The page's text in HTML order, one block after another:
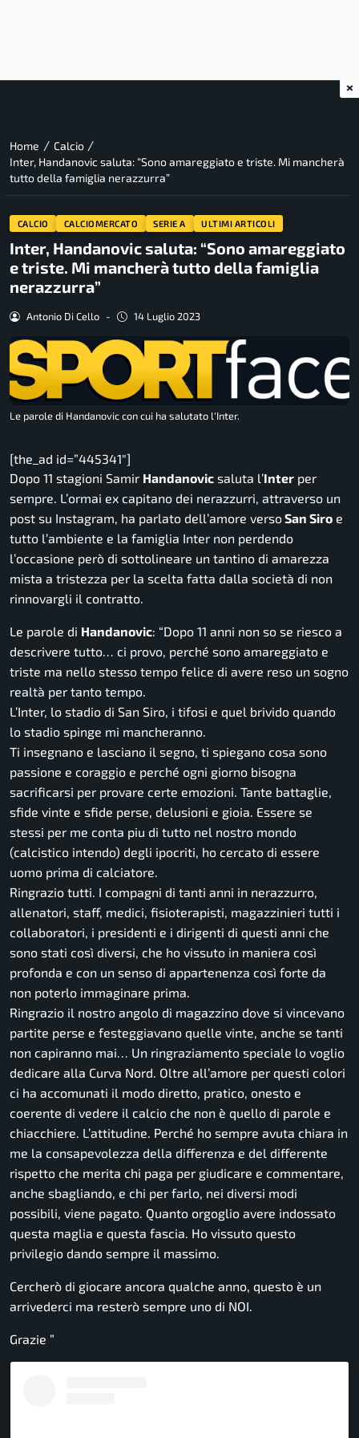
Home / Calcio /
Inter, Handanovic saluta: “Sono amareggiato e triste. Mi mancherà
tutto della famiglia nerazzurra”
CALCIO CALCIOMERCATO SERIE A ULTIMI ARTICOLI
Inter, Handanovic saluta: “Sono amareggiato
e triste. Mi mancherà tutto della famiglia
nerazzurra”
Antonio Di Cello - 14 Luglio 2023
Le parole di Handanovic con cui ha salutato l'Inter.
[the_ad id=”445341″]
Dopo 11 stagioni Samir Handanovic saluta l’Inter per
sempre. L’ormai ex capitano dei nerazzurri, attraverso un
post su Instagram , ha parlato dell’amore versoSan Siro e
tutto l’ambiente e la famiglia Inter non perdendo
l’occasione però di sottolineare un tantino di amarezza
mista a tristezza per la scelta fatta dalla società di non
rinnovargli il contratto.
Le parole di Handanovic: “Dopo 11 anni non so se riesco a
descrivere tutto… ci provo, perché sono amareggiato e
triste ma nello stesso tempo felice di avere reso un sogno
realtà per tanto tempo.
L’Inter, lo stadio di San Siro, i tifosi e quel brivido quando
lo stadio spinge mi mancheranno.
Ti insegnano e lasciano il segno, ti spiegano cosa sono
passione e coraggio e perché ogni giorno bisogna
sacrificarsi per provare certe emozioni. Tante battaglie,
sfide vinte e sfide perse, delusioni e gioia. Essere se
stessi per me conta piu di tutto nel nostro mondo
(calcistico intendo) degli ipocriti, ho cercato di essere
uomo prima di calciatore.
Ringrazio tutti. I compagni di tanti anni in nerazzurro,
allenatori, staff, medici, fisioterapisti, magazzinieri tutti i
collaboratori, i presidenti e i dirigenti di questi anni che
sono stati così diversi, che ho vissuto in maniera così
profonda e con un senso di appartenenza così forte da
non poterlo immaginare prima.
Ringrazio il nostro angolo di magazzino dove si vincevano
partite perse e festeggiavano quelle vinte, anche se tanti
non capiranno mai… Un ringraziamento speciale lo voglio
dedicare alla Curva Nord. Oltre all’amore per questi colori
ci ha accomunati il modo diretto, pratico, onesto e
coerente di vedere il calcio che non è quello di parole e
chiacchiere. L’attitudine. Perché ho sempre avuta chiara in
me la consapevolezza della differenza e del differente
rispetto che merita chi paga per giudicare e commentare,
anche sbagliando, e chi per farlo, nei diversi modi
possibili, viene pagato. Quanto orgoglio avere indossato
questa maglia e questa fascia. Ho vissuto questo
privilegio dando sempre il massimo.
Cercherò di giocare ancora qualche anno, questo è un
arrivederci ma resterò sempre uno di NOI.
Grazie ”
×